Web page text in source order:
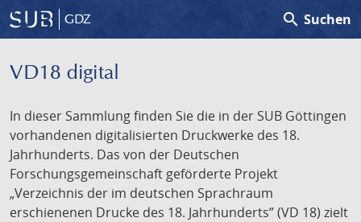
GDZ search Suchen
VD18 digital
In dieser Sammlung finden Sie die in der SUB Göttingen
vorhandenen digitalisierten Druckwerke des 18.
Jahrhunderts. Das von der Deutschen
Forschungsgemeinschaft geförderte Projekt
„Verzeichnis der im deutschen Sprachraum
erschienenen Drucke des 18. Jahrhunderts” (VD 18) zielt